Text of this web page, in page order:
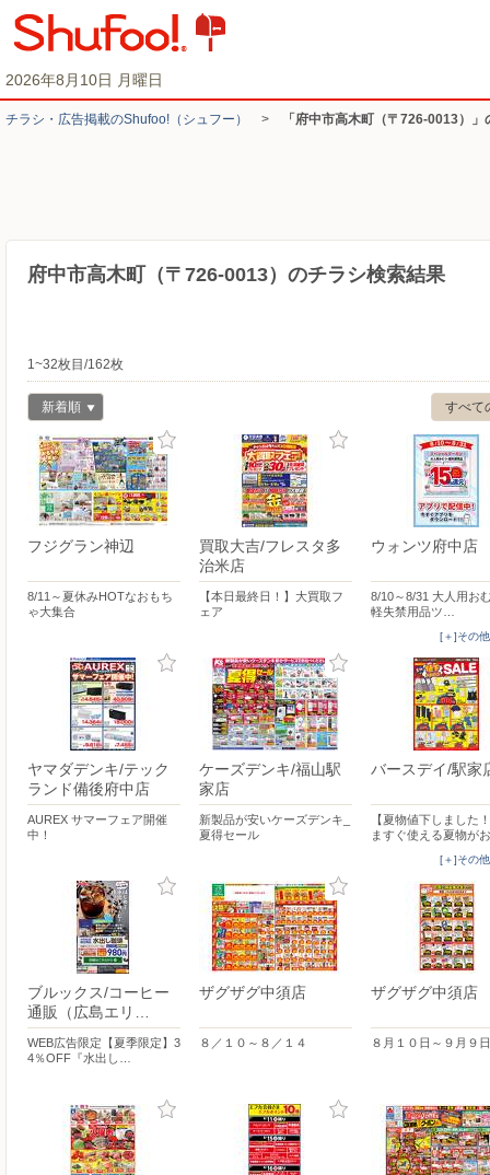
2026年8月10日 月曜日
チラシ・​広告掲載の​Shufoo!​（シュフー） > 「府中市高木町（〒726-0013）
府中市高木町（〒726-0013）のチラシ検索結果
1~32枚目/162枚
すべて
新着順
フジグラン神辺
8/11～夏休みHOTなおもち
ゃ大集合
買取大吉/フレスタ多
治米店
【本日最終日！】大買取フ
ェア
ウォンツ府中店
8/10～8/31 大人用お
軽失禁用品ツ…
[＋]その
ヤマダデンキ/テック
ランド備後府中店
AUREX サマーフェア開催
中！
ケーズデンキ/福山駅
家店
新製品が安いケーズデンキ_
夏得セール
バースデイ/駅家
【夏物値下しました
ますぐ使える夏物が
[＋]その
ブルックス/コーヒー
通販（広島エリ…
WEB広告限定【夏季限定】3
4％OFF『水出し…
ザグザグ中須店
８／１０～８／１４
ザグザグ中須店
８月１０日～９月９日